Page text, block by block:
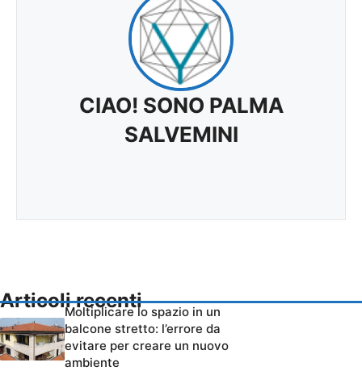
CIAO! SONO PALMA
SALVEMINI
Articoli recenti
Moltiplicare lo spazio in un
balcone stretto: l’errore da
evitare per creare un nuovo
ambiente